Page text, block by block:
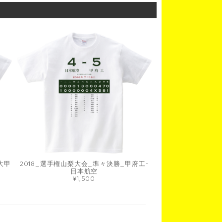
甲
2018_選手権山梨大会_準々決勝_甲府工-
日本航空
¥1,500